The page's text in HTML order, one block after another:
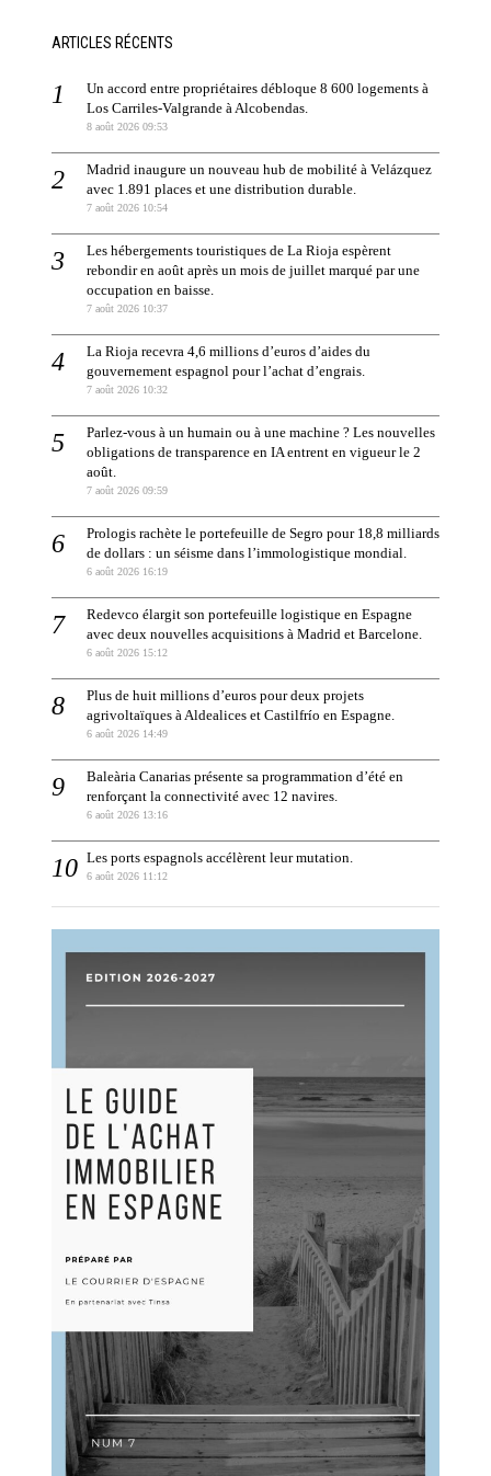
ARTICLES RÉCENTS
Un accord entre propriétaires débloque 8 600 logements à
Los Carriles-Valgrande à Alcobendas.
8 août 2026 09:53
Madrid inaugure un nouveau hub de mobilité à Velázquez
avec 1.891 places et une distribution durable.
7 août 2026 10:54
Les hébergements touristiques de La Rioja espèrent
rebondir en août après un mois de juillet marqué par une
occupation en baisse.
7 août 2026 10:37
La Rioja recevra 4,6 millions d’euros d’aides du
gouvernement espagnol pour l’achat d’engrais.
7 août 2026 10:32
Parlez-vous à un humain ou à une machine ? Les nouvelles
obligations de transparence en IA entrent en vigueur le 2
août.
7 août 2026 09:59
Prologis rachète le portefeuille de Segro pour 18,8 milliards
de dollars : un séisme dans l’immologistique mondial.
6 août 2026 16:19
Redevco élargit son portefeuille logistique en Espagne
avec deux nouvelles acquisitions à Madrid et Barcelone.
6 août 2026 15:12
Plus de huit millions d’euros pour deux projets
agrivoltaïques à Aldealices et Castilfrío en Espagne.
6 août 2026 14:49
Baleària Canarias présente sa programmation d’été en
renforçant la connectivité avec 12 navires.
6 août 2026 13:16
Les ports espagnols accélèrent leur mutation.
6 août 2026 11:12